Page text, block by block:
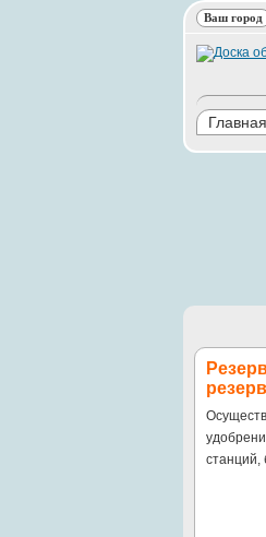
Ваш город
Главная
станций,